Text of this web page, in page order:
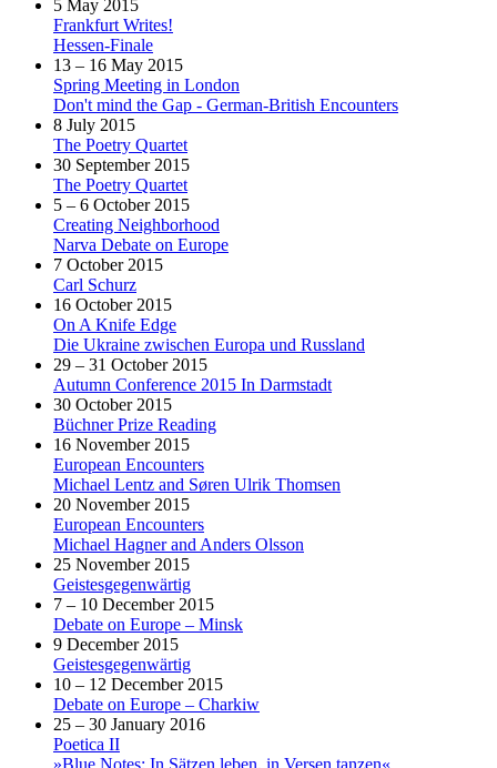
5 May 2015
Frankfurt Writes!
Hessen-Finale
13 – 16 May 2015
Spring Meeting in London
Don't mind the Gap - German-British Encounters
8 July 2015
The Poetry Quartet
30 September 2015
The Poetry Quartet
5 – 6 October 2015
Creating Neighborhood
Narva Debate on Europe
7 October 2015
Carl Schurz
16 October 2015
On A Knife Edge
Die Ukraine zwischen Europa und Russland
29 – 31 October 2015
Autumn Conference 2015 In Darmstadt
30 October 2015
Büchner Prize Reading
16 November 2015
European Encounters
Michael Lentz and Søren Ulrik Thomsen
20 November 2015
European Encounters
Michael Hagner and Anders Olsson
25 November 2015
Geistesgegenwärtig
7 – 10 December 2015
Debate on Europe – Minsk
9 December 2015
Geistesgegenwärtig
10 – 12 December 2015
Debate on Europe – Charkiw
25 – 30 January 2016
Poetica II
»Blue Notes: In Sätzen leben, in Versen tanzen«